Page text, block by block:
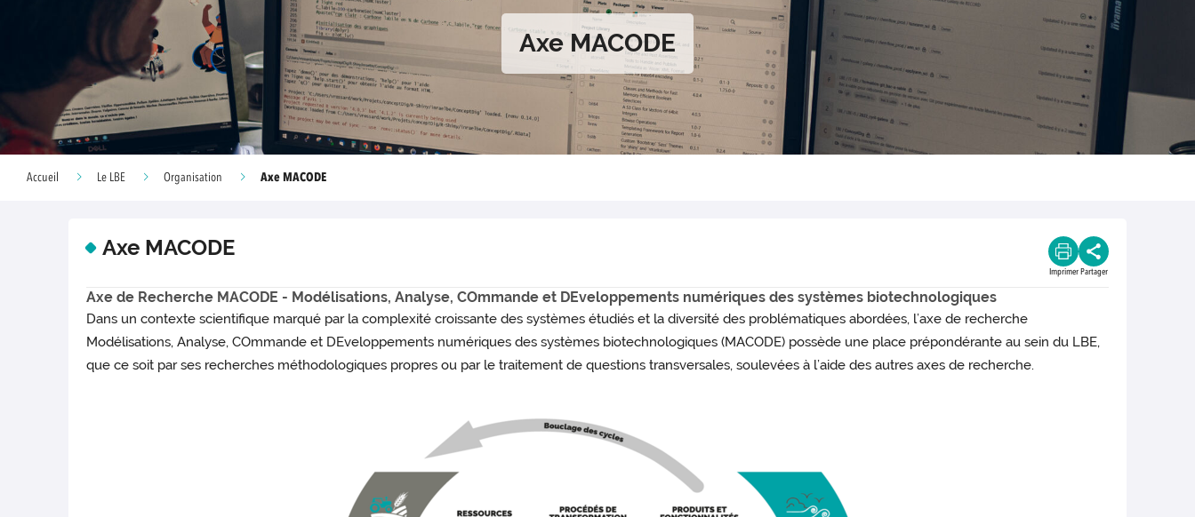
Axe MACODE
Accueil Le LBE Organisation Axe MACODE
Axe MACODE
Imprimer Partager
Axe de Recherche MACODE - Modélisations, Analyse, COmmande et DEveloppements numériques des systèmes biotechnologiques
Dans un contexte scientifique marqué par la complexité croissante des systèmes étudiés et la diversité des problématiques abordées, l’axe de recherche
Modélisations, Analyse, COmmande et DEveloppements numériques des systèmes biotechnologiques (MACODE) possède une place prépondérante au sein du LBE,
que ce soit par ses recherches méthodologiques propres ou par le traitement de questions transversales, soulevées à l’aide des autres axes de recherche.